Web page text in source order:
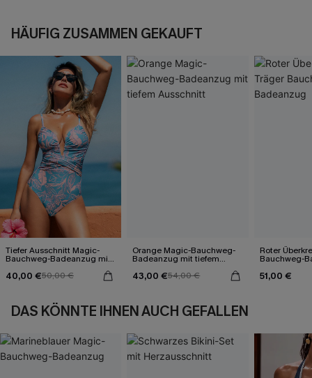
HÄUFIG ZUSAMMEN GEKAUFT
Tiefer Ausschnitt Magic-
Bauchweg-Badeanzug mit
40,00 €50,00 €
Orange Magic-Bauchweg-
Badeanzug mit tiefem
43,00 €54,00 €
Roter
Bauchweg-
51,00 €
DAS KÖNNTE IHNEN AUCH GEFALLEN